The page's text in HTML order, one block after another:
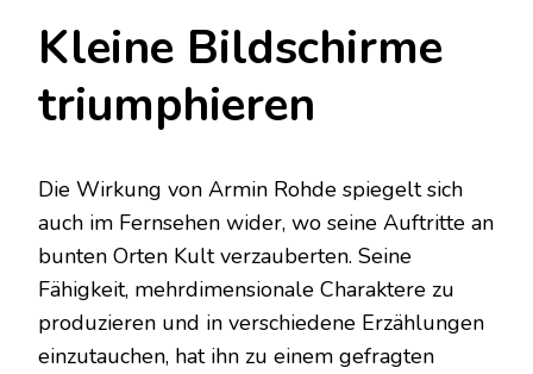
Kleine Bildschirme
triumphieren
Die Wirkung von Armin Rohde spiegelt sich
auch im Fernsehen wider, wo seine Auftritte an
bunten Orten Kult verzauberten. Seine
Fähigkeit, mehrdimensionale Charaktere zu
produzieren und in verschiedene Erzählungen
einzutauchen, hat ihn zu einem gefragten